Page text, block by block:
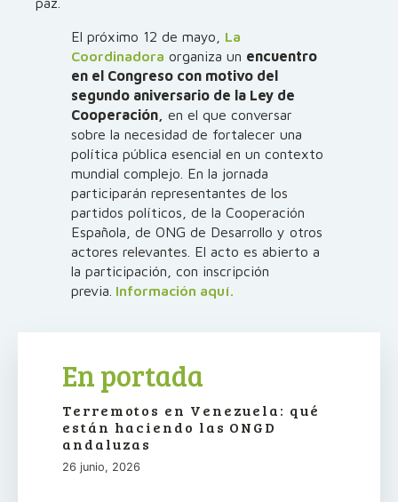
El próximo 12 de mayo, La
Coordinadora organiza un encuentro
en el Congreso con motivo del
segundo aniversario de la Ley de
Cooperación,
en el que conversar
sobre la necesidad de fortalecer una
política pública esencial en un contexto
mundial complejo. En la jornada
participarán representantes de los
partidos políticos, de la Cooperación
Española, de ONG de Desarrollo y otros
actores relevantes. El acto es abierto a
la participación, con inscripción
previa. Información aquí.
En portada
Terremotos en Venezuela: qué
están haciendo las ONGD
andaluzas
26 junio, 2026